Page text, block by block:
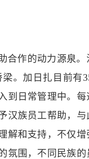
合作的动力源泉
。加日扎目前有
到日常管理中。
族员工帮助，与
解和支持，不仅
氛围，不同民族